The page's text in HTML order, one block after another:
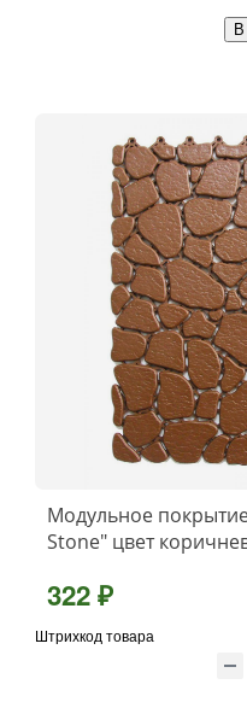
В
Модульное
Stone" цвет
322 ₽
Штрихкод товара